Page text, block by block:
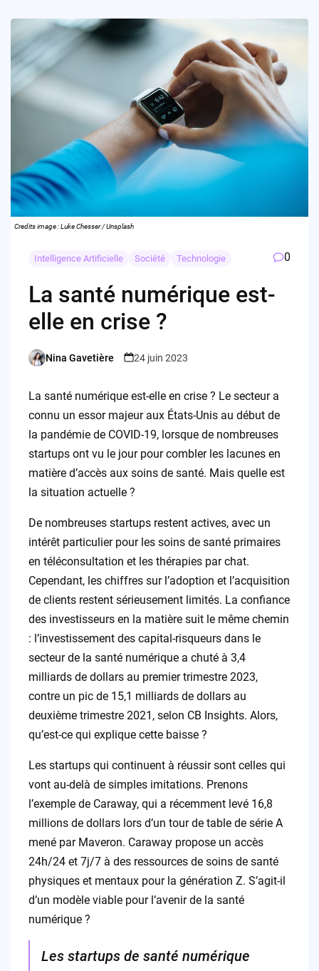
Credits image : Luke Chesser / Unsplash
Intelligence Artificielle Société Technologie 0
La santé numérique est-
elle en crise ?
Posted
Nina Gavetière 24 juin 2023
La santé numérique est-elle en crise ? Le secteur a
connu un essor majeur aux États-Unis au début de
la pandémie de COVID-19, lorsque de nombreuses
startups ont vu le jour pour combler les lacunes en
matière d’accès aux soins de santé. Mais quelle est
la situation actuelle ?
De nombreuses startups restent actives, avec un
intérêt particulier pour les soins de santé primaires
en téléconsultation et les thérapies par chat.
Cependant, les chiffres sur l’adoption et l’acquisition
de clients restent sérieusement limités. La confiance
des investisseurs en la matière suit le même chemin
: l’investissement des capital-risqueurs dans le
secteur de la santé numérique a chuté à 3,4
milliards de dollars au premier trimestre 2023,
contre un pic de 15,1 milliards de dollars au
deuxième trimestre 2021, selon CB Insights. Alors,
qu’est-ce qui explique cette baisse ?
Les startups qui continuent à réussir sont celles qui
vont au-delà de simples imitations. Prenons
l’exemple de Caraway, qui a récemment levé 16,8
millions de dollars lors d’un tour de table de série A
mené par Maveron. Caraway propose un accès
24h/24 et 7j/7 à des ressources de soins de santé
physiques et mentaux pour la génération Z. S’agit-il
d’un modèle viable pour l’avenir de la santé
numérique ?
Les startups de santé numérique